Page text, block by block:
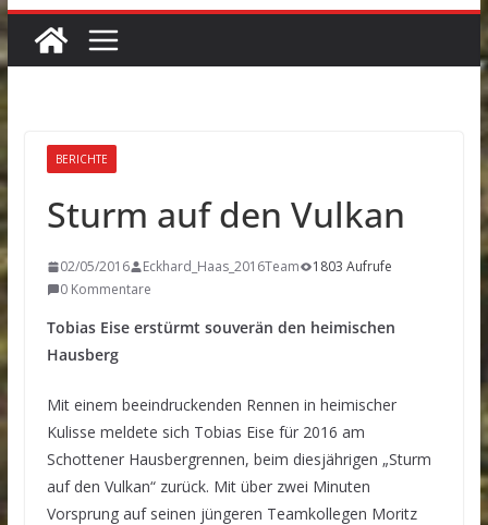
BERICHTE
Sturm auf den Vulkan
02/05/2016 Eckhard_Haas_2016Team
1803 Aufrufe
0 Kommentare
Tobias Eise erstürmt souverän den heimischen
Hausberg
Mit einem beeindruckenden Rennen in heimischer
Kulisse meldete sich Tobias Eise für 2016 am
Schottener Hausbergrennen, beim diesjährigen „Sturm
auf den Vulkan“ zurück. Mit über zwei Minuten
Vorsprung auf seinen jüngeren Teamkollegen Moritz